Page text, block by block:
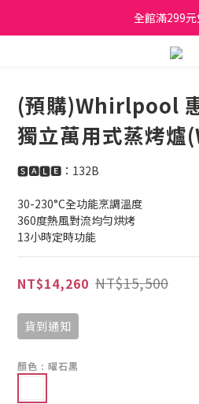
日立家電、國際牌 原廠管
全館滿299
日立家電、國際牌 原廠管
(預購)Whirlpool
獨立萬用式蒸烤爐
🆂🅰🅻🅴：132B
30-230°C全功能烹調溫度
360度熱風對流均勻烘烤
13小時定時功能
NT$14,260 NT$15,500
貨到通知
顏色 : 曜石黑